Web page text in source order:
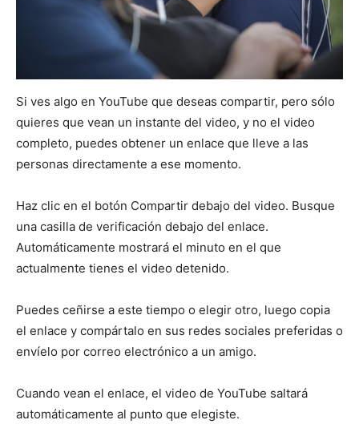
Si ves algo en YouTube que deseas compartir, pero sólo
quieres que vean un instante del video, y no el video
completo, puedes obtener un enlace que lleve a las
personas directamente a ese momento.
Haz clic en el botón Compartir debajo del video. Busque
una casilla de verificación debajo del enlace.
Automáticamente mostrará el minuto en el que
actualmente tienes el video detenido.
Puedes ceñirse a este tiempo o elegir otro, luego copia
el enlace y compártalo en sus redes sociales preferidas o
envíelo por correo electrónico a un amigo.
Cuando vean el enlace, el video de YouTube saltará
automáticamente al punto que elegiste.